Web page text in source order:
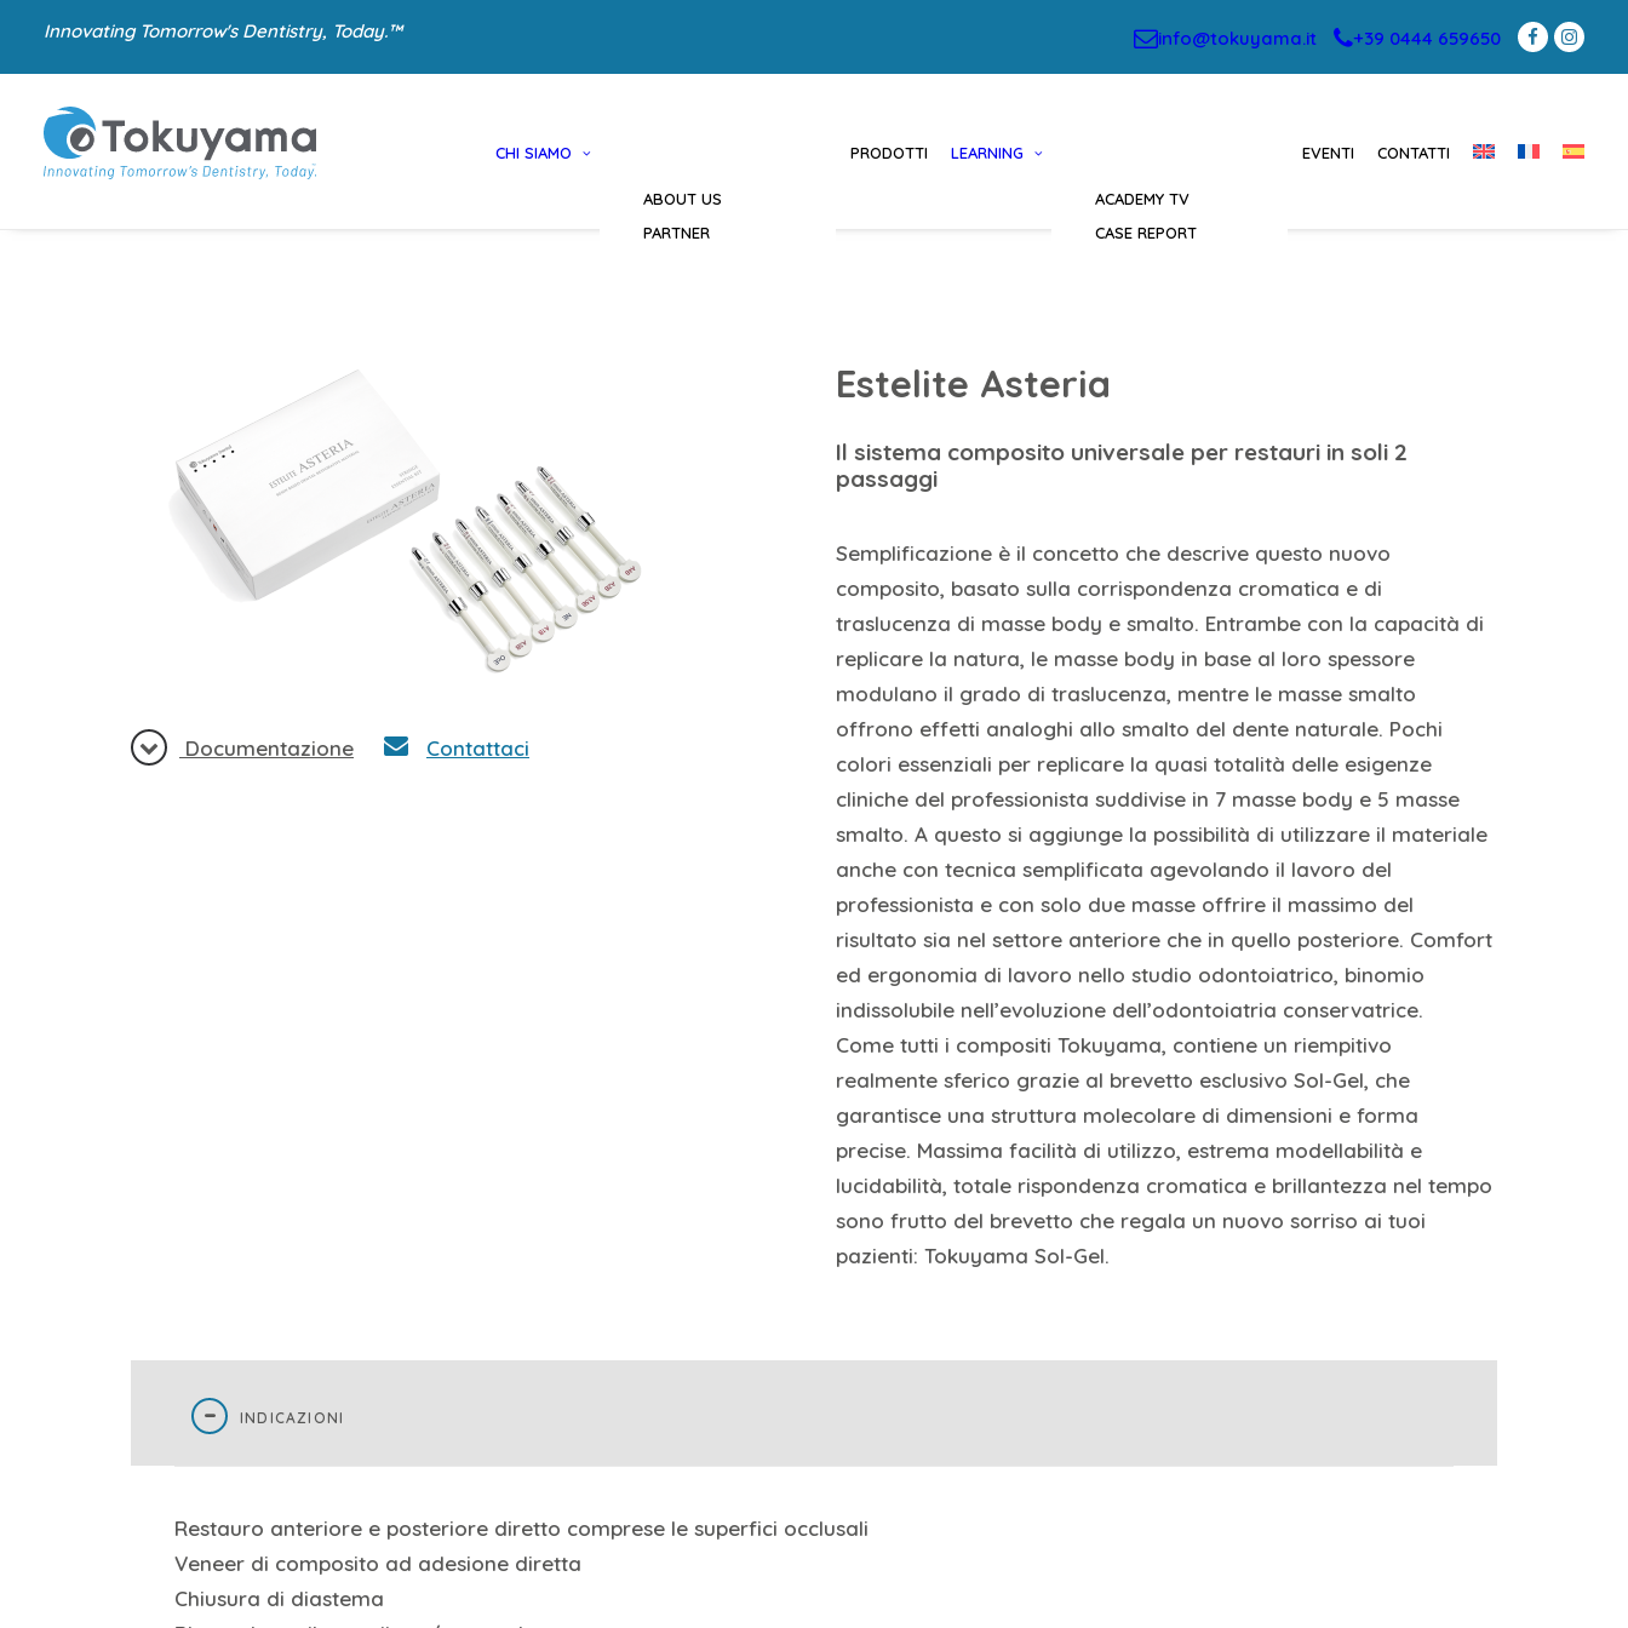
Innovating Tomorrow's Dentistry, Today.™ info@tokuyama.it +39 0444 659650
CHI SIAMO
ABOUT US
PARTNER
PRODOTTI LEARNING
ACADEMY TV
CASE REPORT
EVENTI CONTATTI
Documentazione Contattaci
Estelite Asteria
Il sistema composito universale per restauri in soli 2
passaggi
Semplificazione è il concetto che descrive questo nuovo
composito, basato sulla corrispondenza cromatica e di
traslucenza di masse body e smalto. Entrambe con la capacità di
replicare la natura, le masse body in base al loro spessore
modulano il grado di traslucenza, mentre le masse smalto
offrono effetti analoghi allo smalto del dente naturale. Pochi
colori essenziali per replicare la quasi totalità delle esigenze
cliniche del professionista suddivise in 7 masse body e 5 masse
smalto. A questo si aggiunge la possibilità di utilizzare il materiale
anche con tecnica semplificata agevolando il lavoro del
professionista e con solo due masse offrire il massimo del
risultato sia nel settore anteriore che in quello posteriore. Comfort
ed ergonomia di lavoro nello studio odontoiatrico, binomio
indissolubile nell’evoluzione dell’odontoiatria conservatrice.
Come tutti i compositi Tokuyama, contiene un riempitivo
realmente sferico grazie al brevetto esclusivo Sol-Gel, che
garantisce una struttura molecolare di dimensioni e forma
precise. Massima facilità di utilizzo, estrema modellabilità e
lucidabilità, totale rispondenza cromatica e brillantezza nel tempo
sono frutto del brevetto che regala un nuovo sorriso ai tuoi
pazienti: Tokuyama Sol-Gel.
INDICAZIONI
Restauro anteriore e posteriore diretto comprese le superfici occlusali
Veneer di composito ad adesione diretta
Chiusura di diastema